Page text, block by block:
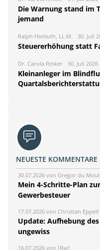
Die Warnung stand im
jemand
Ralph Homuth, LL.M. 30. Juli
Steuererhöhung statt
Dr. Carola Rinker 30. Juli 2026
Kleinanleger im
NEUESTE KOMMENTARE
30.07.2026 von Gregor du
Mein 4-Schritte-Plan
Gewerbesteuer
17.07.2026 von Christian Eppelt
Update: Aufhebung
ungewiss
16.07.2026 von [Rw]